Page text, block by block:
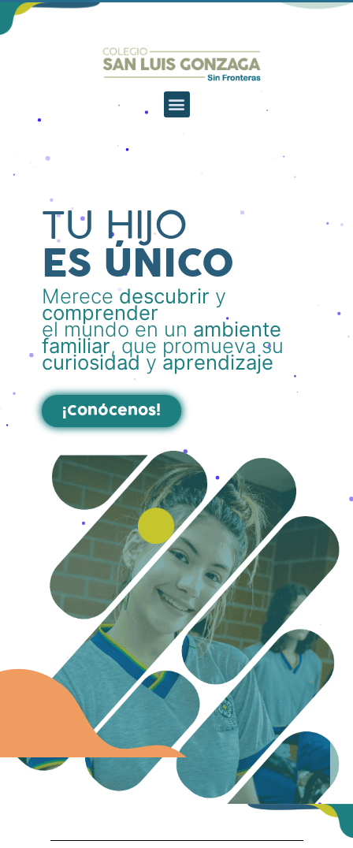
TU HIJO
ES ÚNICO
Merecedescubrir y
comprender
el mundo en un ambiente
familiar, que promueva su
curiosidad y aprendizaje
¡Conócenos!